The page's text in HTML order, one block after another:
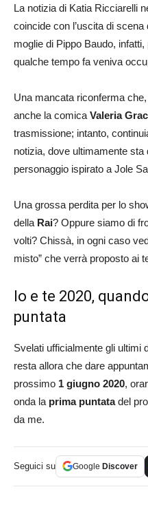
La notizia di Katia Ricciarelli
coincide con l’uscita di scena
moglie di Pippo Baudo,
qualche tempo fa veniva
Una mancata riconferma
anche la comica Valeria
trasmissione; intanto,
notizia, dove ultimamente
personaggio ispirato a Jole
Una grossa perdita per lo
della Rai? Oppure siamo di
volti? Chissà, in ogni caso
misto” che verrà proposto ai
Io e te 2020,
puntata
Svelati ufficialmente gli ultimi
resta allora che dare
prossimo 1 giugno 2020,
onda la prima puntatadel
da me.
Seguici su Google Discover